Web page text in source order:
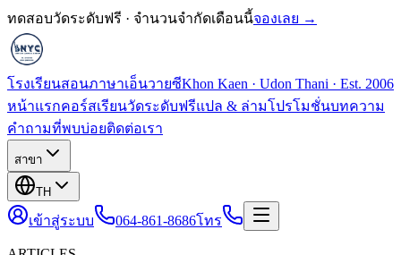
ทดสอบวัดระดับฟรี · จำนวนจำกัดเดือนนี้จองเลย →
โรงเรียนสอนภาษาเอ็นวายซีKhon Kaen · Udon Thani · Est. 2006
หน้าแรกคอร์สเรียนวัดระดับฟรีแปล & ล่ามโปรโมชั่นบทความ
คำถามที่พบบ่อยติดต่อเรา
สาขา
TH
เข้าสู่ระบบ 064-861-8686โทร